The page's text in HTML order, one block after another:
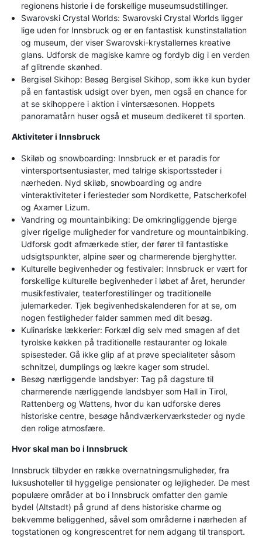
regionens historie i de forskellige museumsudstillinger.
Swarovski Crystal Worlds: Swarovski Crystal Worlds ligger
lige uden for Innsbruck og er en fantastisk kunstinstallation
og museum, der viser Swarovski-krystallernes kreative
glans. Udforsk de magiske kamre og fordyb dig i en verden
af glitrende skønhed.
Bergisel Skihop: Besøg Bergisel Skihop, som ikke kun byder
på en fantastisk udsigt over byen, men også en chance for
at se skihoppere i aktion i vintersæsonen. Hoppets
panoramatårn huser også et museum dedikeret til sporten.
Aktiviteter i Innsbruck
Skiløb og snowboarding: Innsbruck er et paradis for
vintersportsentusiaster, med talrige skisportssteder i
nærheden. Nyd skiløb, snowboarding og andre
vinteraktiviteter i feriesteder som Nordkette, Patscherkofel
og Axamer Lizum.
Vandring og mountainbiking: De omkringliggende bjerge
giver rigelige muligheder for vandreture og mountainbiking.
Udforsk godt afmærkede stier, der fører til fantastiske
udsigtspunkter, alpine søer og charmerende bjerghytter.
Kulturelle begivenheder og festivaler: Innsbruck er vært for
forskellige kulturelle begivenheder i løbet af året, herunder
musikfestivaler, teaterforestillinger og traditionelle
julemarkeder. Tjek begivenhedskalenderen for at se, om
nogen festligheder falder sammen med dit besøg.
Kulinariske lækkerier: Forkæl dig selv med smagen af det
tyrolske køkken på traditionelle restauranter og lokale
spisesteder. Gå ikke glip af at prøve specialiteter såsom
schnitzel, dumplings og lækre kager som strudel.
Besøg nærliggende landsbyer: Tag på dagsture til
charmerende nærliggende landsbyer som Hall in Tirol,
Rattenberg og Wattens, hvor du kan udforske deres
historiske centre, besøge håndværkerværksteder og nyde
den rolige atmosfære.
Hvor skal man bo i Innsbruck
Innsbruck tilbyder en række overnatningsmuligheder, fra
luksushoteller til hyggelige pensionater og lejligheder. De mest
populære områder at bo i Innsbruck omfatter den gamle
bydel (Altstadt) på grund af dens historiske charme og
bekvemme beliggenhed, såvel som områderne i nærheden af
togstationen og kongrescentret for nem adgang til transport.